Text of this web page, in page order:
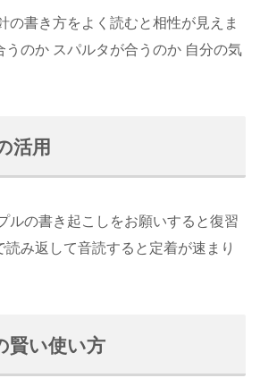
の書き方をよく読むと相性が見えま
うのか スパルタが合うのか 自分の気
活用
ルの書き起こしをお願いすると復習
読み返して音読すると定着が速まり
賢い使い方